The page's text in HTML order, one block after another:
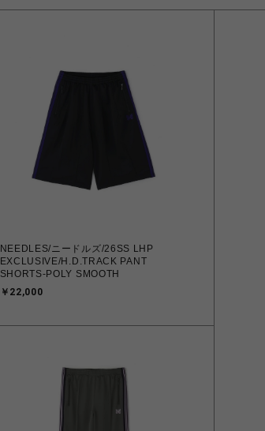
NEEDLES/ニードルズ/26SS LHP
EXCLUSIVE/H.D.TRACK PANT
SHORTS-POLY SMOOTH
￥22,000